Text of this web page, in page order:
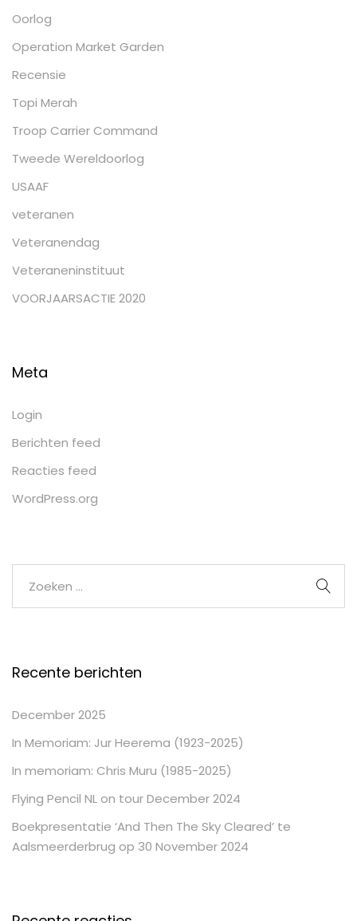
Oorlog
Operation Market Garden
Recensie
Topi Merah
Troop Carrier Command
Tweede Wereldoorlog
USAAF
veteranen
Veteranendag
Veteraneninstituut
VOORJAARSACTIE 2020
Meta
Login
Berichten feed
Reacties feed
WordPress.org
Recente berichten
December 2025
In Memoriam: Jur Heerema (1923-2025)
In memoriam: Chris Muru (1985-2025)
Flying Pencil NL on tour December 2024
Boekpresentatie ‘And Then The Sky Cleared’ te
Aalsmeerderbrug op 30 November 2024